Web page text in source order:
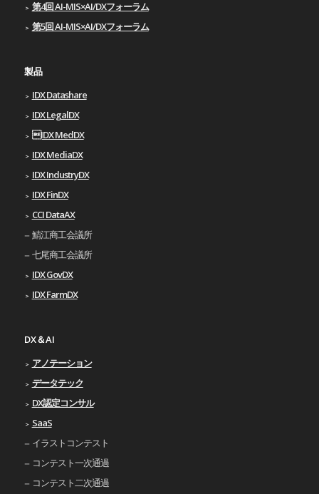
第4回 AI-MIS×AI/DXフォーラム
第5回 AI-MIS×AI/DXフォーラム
製品
IDX Datashare
IDX LegalDX
IDX MedDX
IDX MediaDX
IDX IndustryDX
IDX FinDX
CCI DataAX
鯖江商工会議所
七尾商工会議所
IDX GovDX
IDX FarmDX
DX＆AI
アノテーション
データテック
DX認定コンサル
SaaS
イラストコンテスト
コンテスト一次通過
コンテスト二次通過